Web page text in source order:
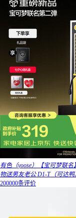
有色（yoose）【宝可梦联
物送男友老公 D1-T（可达鸭
200000条评价